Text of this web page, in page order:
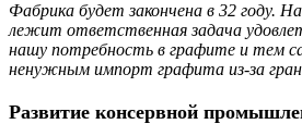
Фабрика будет закончена в 32 году.
лежит ответственная задача
нашу потребность в графите и тем
ненужным импорт графита из-за
Развитие консервной